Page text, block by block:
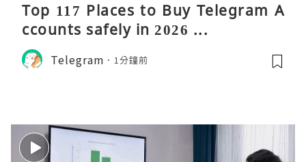
Top 117 Places to Buy Telegram A
ccounts safely in 2026 ...
Telegram 1分鐘前